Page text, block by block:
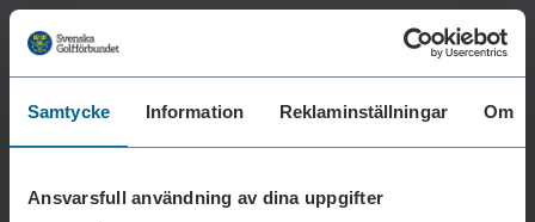
Samtycke Information Reklaminställningar Om
Ansvarsfull användning av dina uppgifter
Laddar reklam...